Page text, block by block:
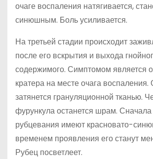
очаге воспаления натягивается,
синюшным. Боль усиливается.
На третьей стадии происходит
после его вскрытия и выхода
содержимого. Симптомом является
кратера на месте очага
затянется грануляционной тканью.
фурункула останется шрам.
рубцевания имеют красновато-
временем проявления его станут
Рубец посветлеет.